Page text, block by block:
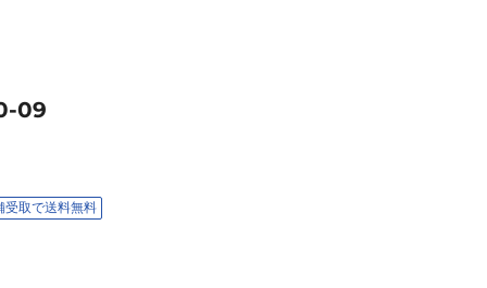
09
受取で送料無料